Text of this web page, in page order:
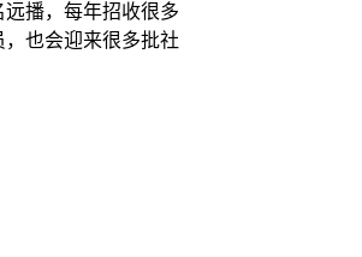
播，每年招收很多
也会迎来很多批社